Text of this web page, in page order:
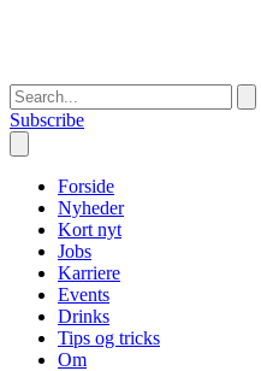
Subscribe
Forside
Nyheder
Kort nyt
Jobs
Karriere
Events
Drinks
Tips og tricks
Om